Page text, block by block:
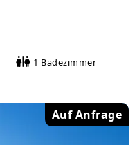
1 Badezimmer
Auf Anfrage